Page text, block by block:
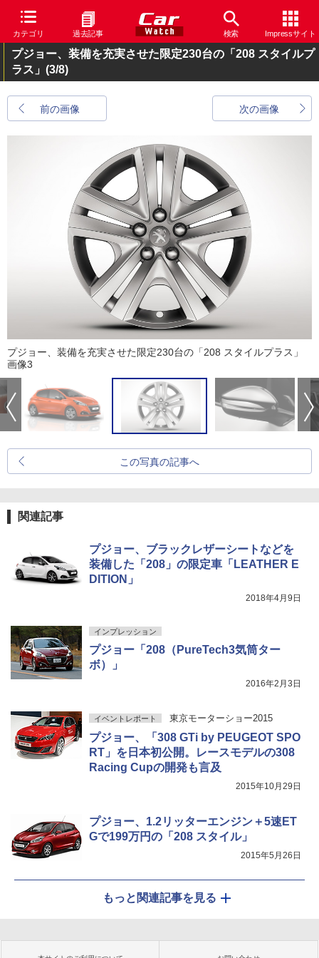
カテゴリ 過去記事 検索 Impressサイト
プジョー、装備を充実させた限定230台の「208 スタイルプ
ラス」 (3/8)
前の画像 次の画像
プジョー、装備を充実させた限定230台の「208 スタイルプラス」
画像3
この写真の記事へ
関連記事
プジョー、ブラックレザーシートなどを
装備した「208」の限定車「LEATHER E
DITION」
2018年4月9日
インプレッション
プジョー「208（PureTech3気筒ター
ボ）」
2016年2月3日
イベントレポート 東京モーターショー2015
プジョー、「308 GTi by PEUGEOT SPO
RT」を日本初公開。レースモデルの308
Racing Cupの開発も言及
2015年10月29日
プジョー、1.2リッターエンジン＋5速ET
Gで199万円の「208 スタイル」
2015年5月26日
もっと関連記事を見る